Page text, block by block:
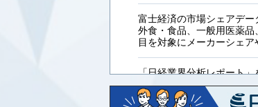
富士経済の市場シェアデー
外食・食品、一般用医薬
目を対象にメーカーシェ
「日経業界分析レポート」
「工業用プラスチック製
など20業界の内容を刷新